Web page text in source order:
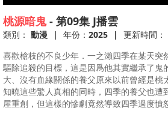
桃源暗鬼- 第09集 J播雲
類別： 動漫 | 年份： 2025 | 更新時間：
喜歡槍枝的不良少年．一之瀨四季在某天突
驅除追殺的目標，這是因爲他其實繼承了鬼
大、沒有血緣關係的養父原來以前曾經是桃
知曉這些驚人真相的同時，四季的養父也遭
屋重創，但這樣的慘劇竟然導致四季過度憤